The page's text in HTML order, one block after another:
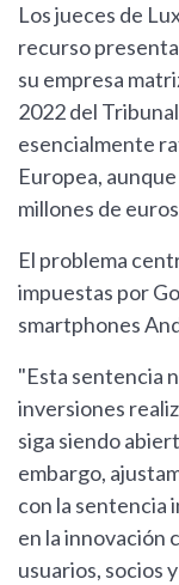
Los jueces de
recurso
su empresa
2022 del
esencialmente
Europea,
millones de
El problema
impuestas por
smartphones
"Esta sentencia
inversiones
siga siendo
embargo,
con la sentencia
en la innovación
usuarios, socios